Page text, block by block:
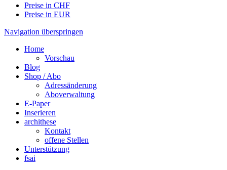
Preise in CHF
Preise in EUR
Navigation überspringen
Home
Vorschau
Blog
Shop / Abo
Adressänderung
Aboverwaltung
E-Paper
Inserieren
archithese
Kontakt
offene Stellen
Unterstützung
fsai